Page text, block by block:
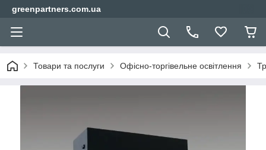
greenpartners.com.ua
Товари та послуги Офісно-торгівельне освітлення